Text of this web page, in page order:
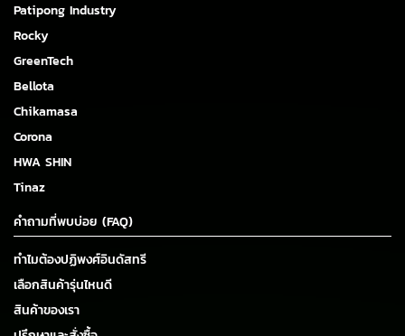
Patipong Industry
Rocky
GreenTech
Bellota
Chikamasa
Corona
HWA SHIN
Tinaz
คำถามที่พบบ่อย (FAQ)
ทำไมต้องปฏิพงศ์อินดัสทรี
เลือกสินค้ารุ่นไหนดี
สินค้าของเรา